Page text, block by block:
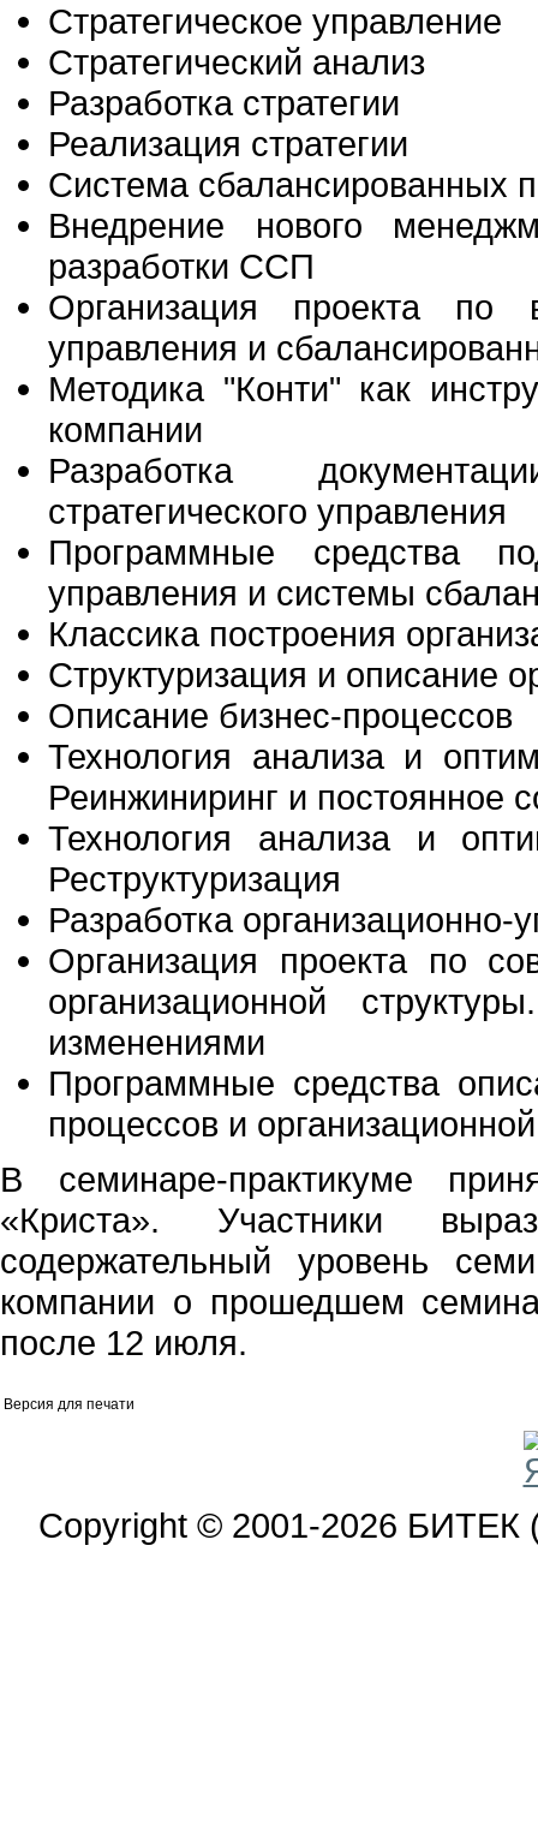
Стратегическое управление
Стратегический анализ
Разработка стратегии
Реализация стратегии
Система сбалансированных
Внедрение нового
разработки ССП
Организация проекта по
управления и
Методика "Конти" как
компании
Разработка
стратегического управления
Программные средства
управления и системы
Классика построения
Структуризация и описание
Описание бизнес-процессов
Технология анализа и
Реинжиниринг и постоянное
Технология анализа и
Реструктуризация
Разработка организационно-
Организация проекта по
организационной
изменениями
Программные средства
процессов и
В семинаре-практикуме
«Криста». Участники
содержательный уровень
компании о прошедшем
после 12 июля.
Версия для печати
Copyright © 2001-2026 БИТЕК